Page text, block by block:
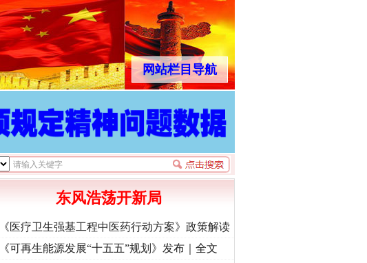
网站栏目导航
东风浩荡开新局
《医疗卫生强基工程中医药行动方案》政策解读
《可再生能源发展“十五五”规划》发布｜全文